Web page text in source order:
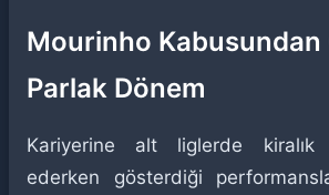
Mourinho Kabusundan
Parlak Dönem
Kariyerine alt liglerde kiralık
ederken gösterdiği